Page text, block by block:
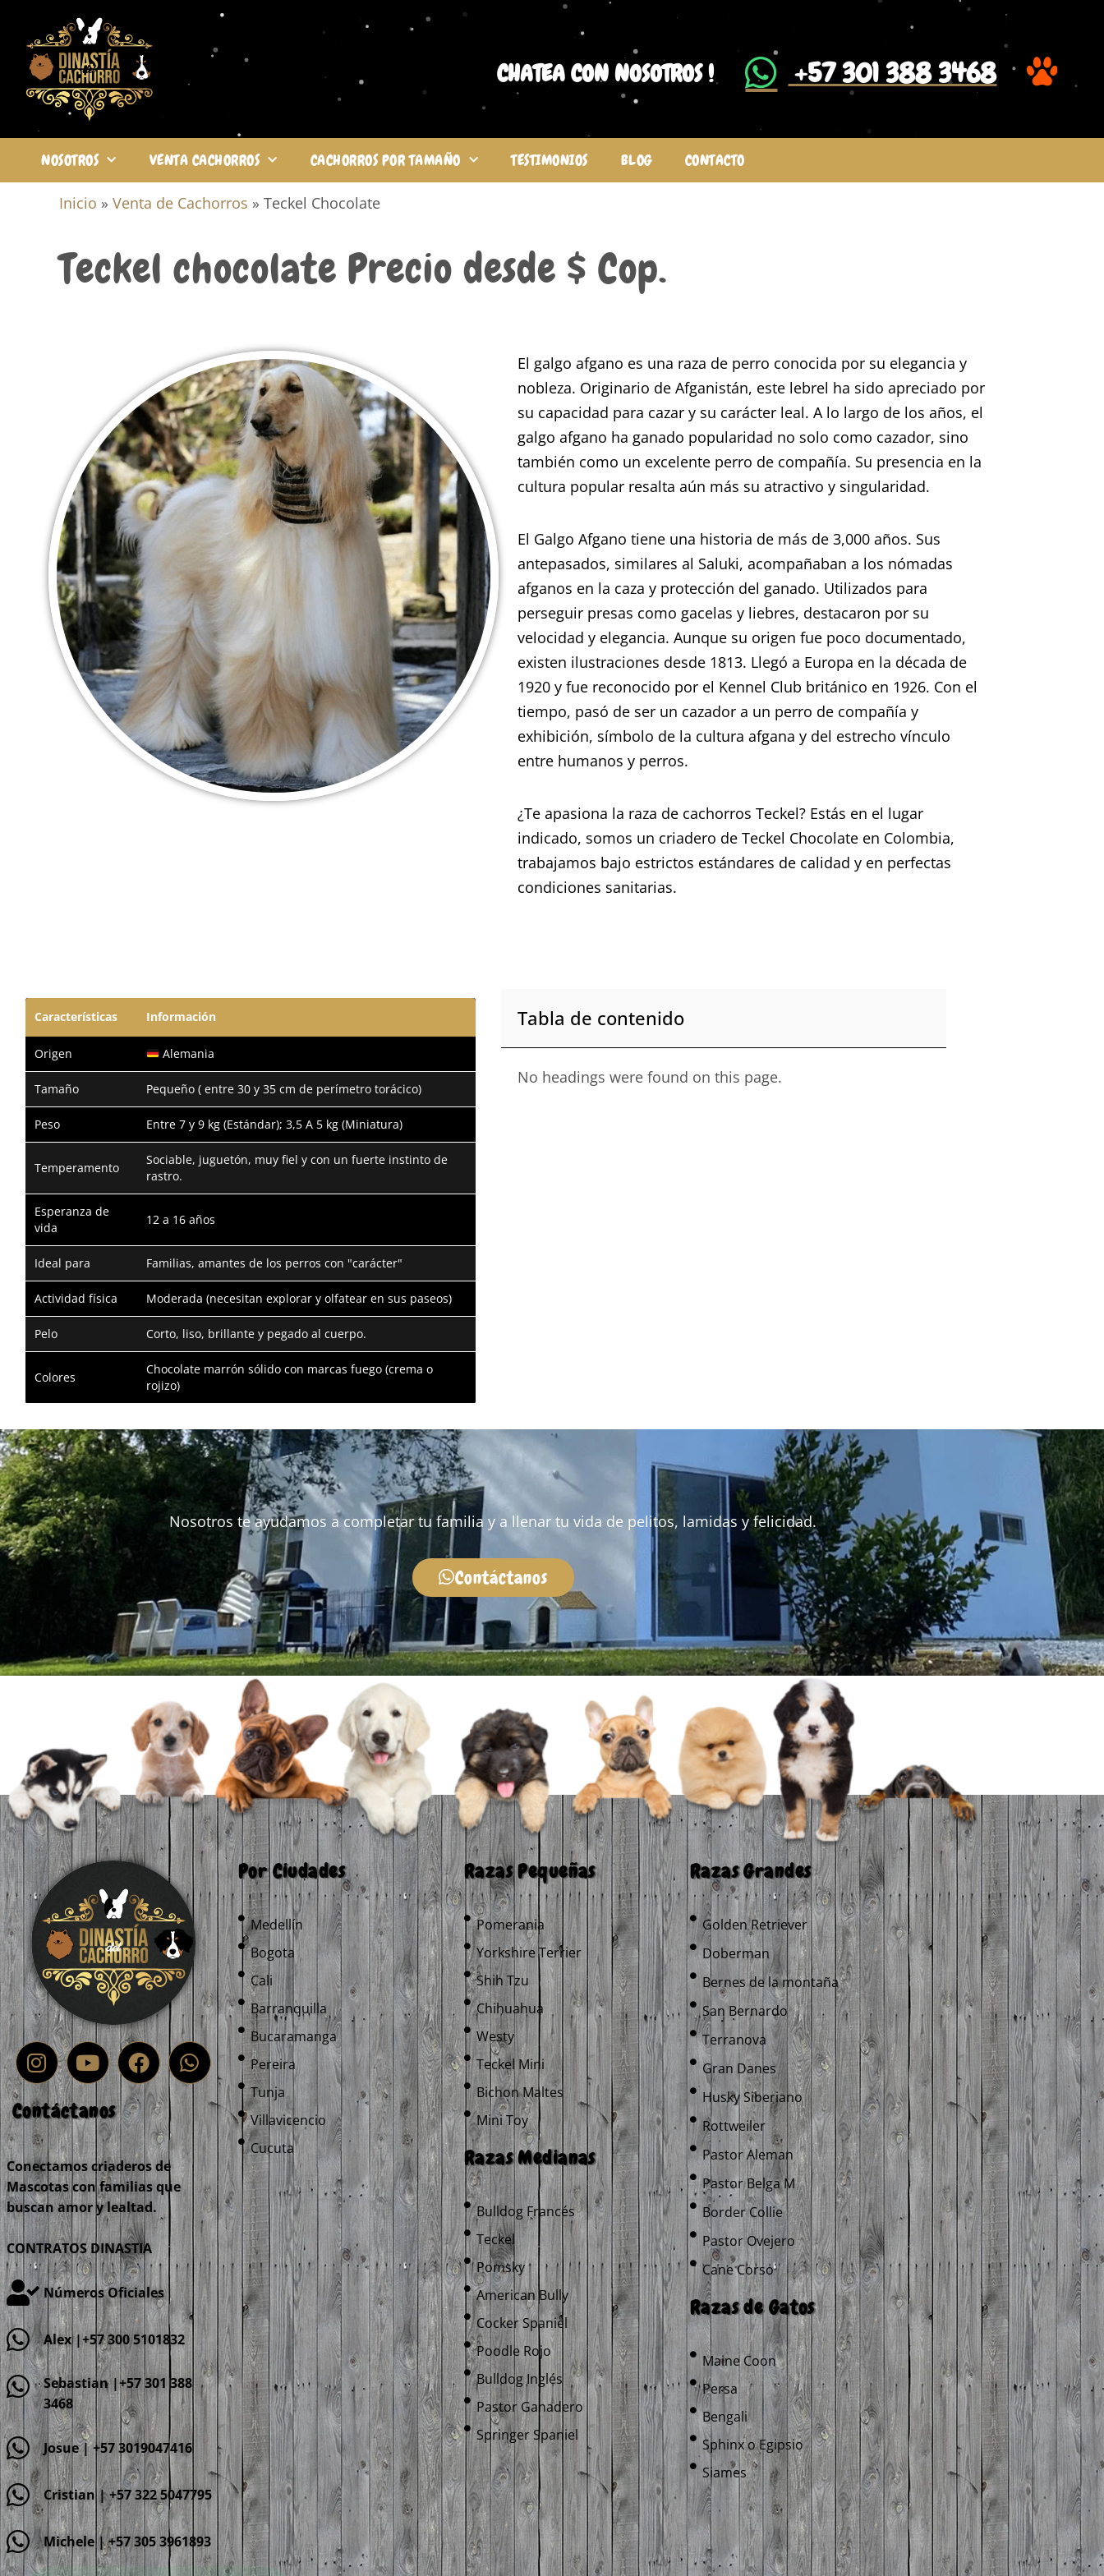
CHATEA CON NOSOTROS ! ​ +57 301 388 3468
NOSOTROS VENTA CACHORROS CACHORROS POR TAMAÑO TESTIMONIOS BLOG CONTACTO
Inicio » Venta de Cachorros » Teckel Chocolate
Teckel chocolate Precio desde $ Cop.
El galgo afgano es una raza de perro conocida por su elegancia y
nobleza. Originario de Afganistán, este lebrel ha sido apreciado por
su capacidad para cazar y su carácter leal. A lo largo de los años, el
galgo afgano ha ganado popularidad no solo como cazador, sino
también como un excelente perro de compañía. Su presencia en la
cultura popular resalta aún más su atractivo y singularidad.
El Galgo Afgano tiene una historia de más de 3,000 años. Sus
antepasados, similares al Saluki, acompañaban a los nómadas
afganos en la caza y protección del ganado. Utilizados para
perseguir presas como gacelas y liebres, destacaron por su
velocidad y elegancia. Aunque su origen fue poco documentado,
existen ilustraciones desde 1813. Llegó a Europa en la década de
1920 y fue reconocido por el Kennel Club británico en 1926. Con el
tiempo, pasó de ser un cazador a un perro de compañía y
exhibición, símbolo de la cultura afgana y del estrecho vínculo
entre humanos y perros.
¿Te apasiona la raza de cachorros Teckel? Estás en el lugar
indicado, somos un criadero de Teckel Chocolate en Colombia,
trabajamos bajo estrictos estándares de calidad y en perfectas
condiciones sanitarias.
Características Información
Origen Alemania
Tamaño Pequeño ( entre 30 y 35 cm de perímetro torácico)
Peso Entre 7 y 9 kg (Estándar); 3,5 A 5 kg (Miniatura)
Temperamento
Sociable, juguetón, muy fiel y con un fuerte instinto de
rastro.
Esperanza de
vida
12 a 16 años
Ideal para Familias, amantes de los perros con "carácter"
Actividad física Moderada (necesitan explorar y olfatear en sus paseos)
Pelo Corto, liso, brillante y pegado al cuerpo.
Colores
Chocolate marrón sólido con marcas fuego (crema o
rojizo)
Tabla de contenido
No headings were found on this page.
Nosotros te ayudamos a completar tu familia y a llenar tu vida de pelitos, lamidas y felicidad.
Contáctanos
Contáctanos
Conectamos criaderos de
Mascotas con familias que
buscan amor y lealtad.
CONTRATOS DINASTIA
Números Oficiales
Alex |+57 300 5101832
Sebastian |+57 301 388
3468
Josue | +57 3019047416
Cristian | +57 322 5047795
Michele | +57 305 3961893
Por Ciudades
Medellín
Bogota
Cali
Barranquilla
Bucaramanga
Pereira
Tunja
Villavicencio
Cucuta
Razas Pequeñas
Pomerania
Yorkshire Terrier
Shih Tzu
Chihuahua
Westy
Teckel Mini
Bichon Maltes
Mini Toy
Razas Medianas
Bulldog Francés
Teckel
Pomsky
American Bully
Cocker Spaniel
Poodle Rojo
Bulldog Inglés
Pastor Ganadero
Springer Spaniel
Razas Grandes
Golden Retriever
Doberman
Bernes de la montaña
San Bernardo
Terranova
Gran Danes
Husky Siberiano
Rottweiler
Pastor Aleman
Pastor Belga M
Border Collie
Pastor Ovejero
Cane Corso
Razas de Gatos
Maine Coon
Persa
Bengali
Sphinx o Egipsio
Siames